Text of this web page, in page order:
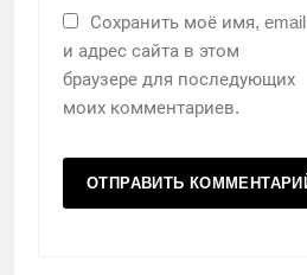
Сохранить моё имя, email
и адрес сайта в этом
браузере для последующих
моих комментариев.